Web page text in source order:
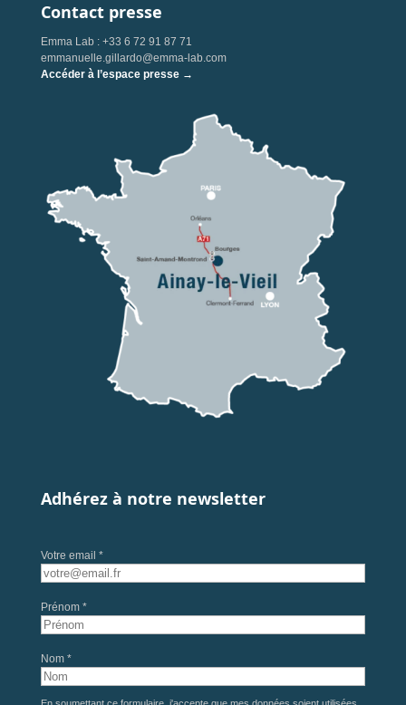
Contact presse
Emma Lab : +33 6 72 91 87 71
emmanuelle.gillardo@emma-lab.com
Accéder à l’espace presse →
Adhérez à notre newsletter
Votre email *
Prénom *
Nom *